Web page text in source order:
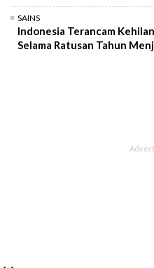
SAINS
Indonesia Terancam
Selama Ratusan Tahun